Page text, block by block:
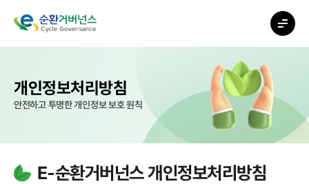
개인정보처리방침
안전하고 투명한 개인정보 보호 원칙
E-순환거버넌스 개인정보처리방침